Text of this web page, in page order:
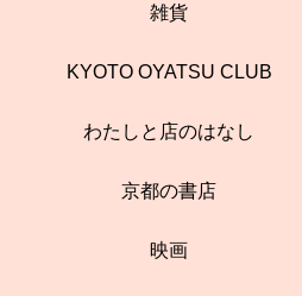
雑貨
KYOTO OYATSU CLUB
わたしと店のはなし
京都の書店
映画